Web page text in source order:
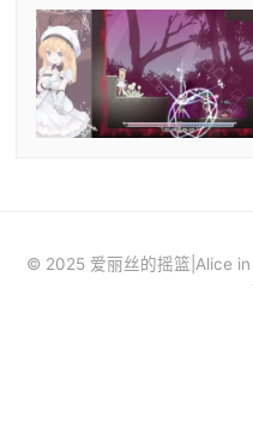
© 2025 爱丽丝的摇篮|Alice